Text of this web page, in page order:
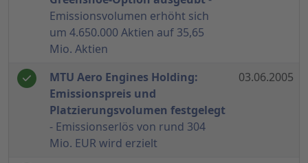
Emissionsvolumen erhöht sich
um 4.650.000 Aktien auf 35,65
Mio. Aktien
MTU Aero Engines Holding:
Emissionspreis und
Platzierungsvolumen festgelegt
- Emissionserlös von rund 304
Mio. EUR wird erzielt
03.06.2005